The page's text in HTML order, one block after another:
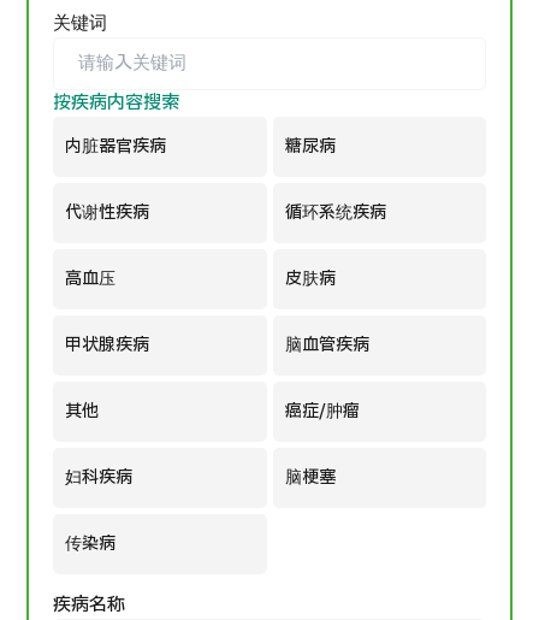
关于JMHC
就诊流程
医疗项目检索
治疗方法搜索
运营公司
关键词
按疾病内容搜索
内脏器官疾病 糖尿病
代谢性疾病 循环系统疾病
高血压 皮肤病
甲状腺疾病 脑血管疾病
其他 癌症/肿瘤
妇科疾病 脑梗塞
传染病
疾病名称